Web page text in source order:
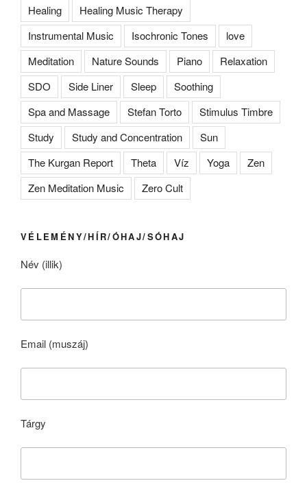
Healing
Healing Music Therapy
Instrumental Music
Isochronic Tones
love
Meditation
Nature Sounds Piano
Relaxation
SDO
Side Liner Sleep
Soothing
Spa and Massage
Stefan Torto
Stimulus Timbre
Study
Study and Concentration
Sun
The Kurgan Report
Theta Víz Yoga
Zen
Zen Meditation Music
Zero Cult
VÉLEMÉNY/HÍR/ÓHAJ/SÓHAJ
Név (illik)
Email (muszáj)
Tárgy